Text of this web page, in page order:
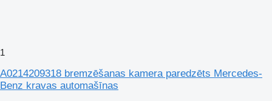
1
A0214209318 bremzēšanas kamera paredzēts Mercedes-
Benz kravas automašīnas